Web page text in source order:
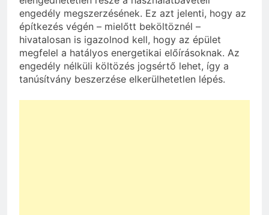
engedély megszerzésének. Ez azt jelenti, hogy az
építkezés végén – mielőtt beköltöznél –
hivatalosan is igazolnod kell, hogy az épület
megfelel a hatályos energetikai előírásoknak. Az
engedély nélküli költözés jogsértő lehet, így a
tanúsítvány beszerzése elkerülhetetlen lépés.